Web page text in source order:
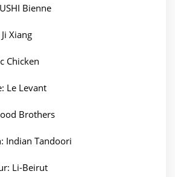
Bienne
Xiang
Chicken
Le Levant
Brothers
Indian Tandoori
Li-Beirut